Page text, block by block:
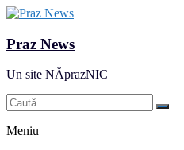
Praz News
Un site NĂprazNIC
Meniu